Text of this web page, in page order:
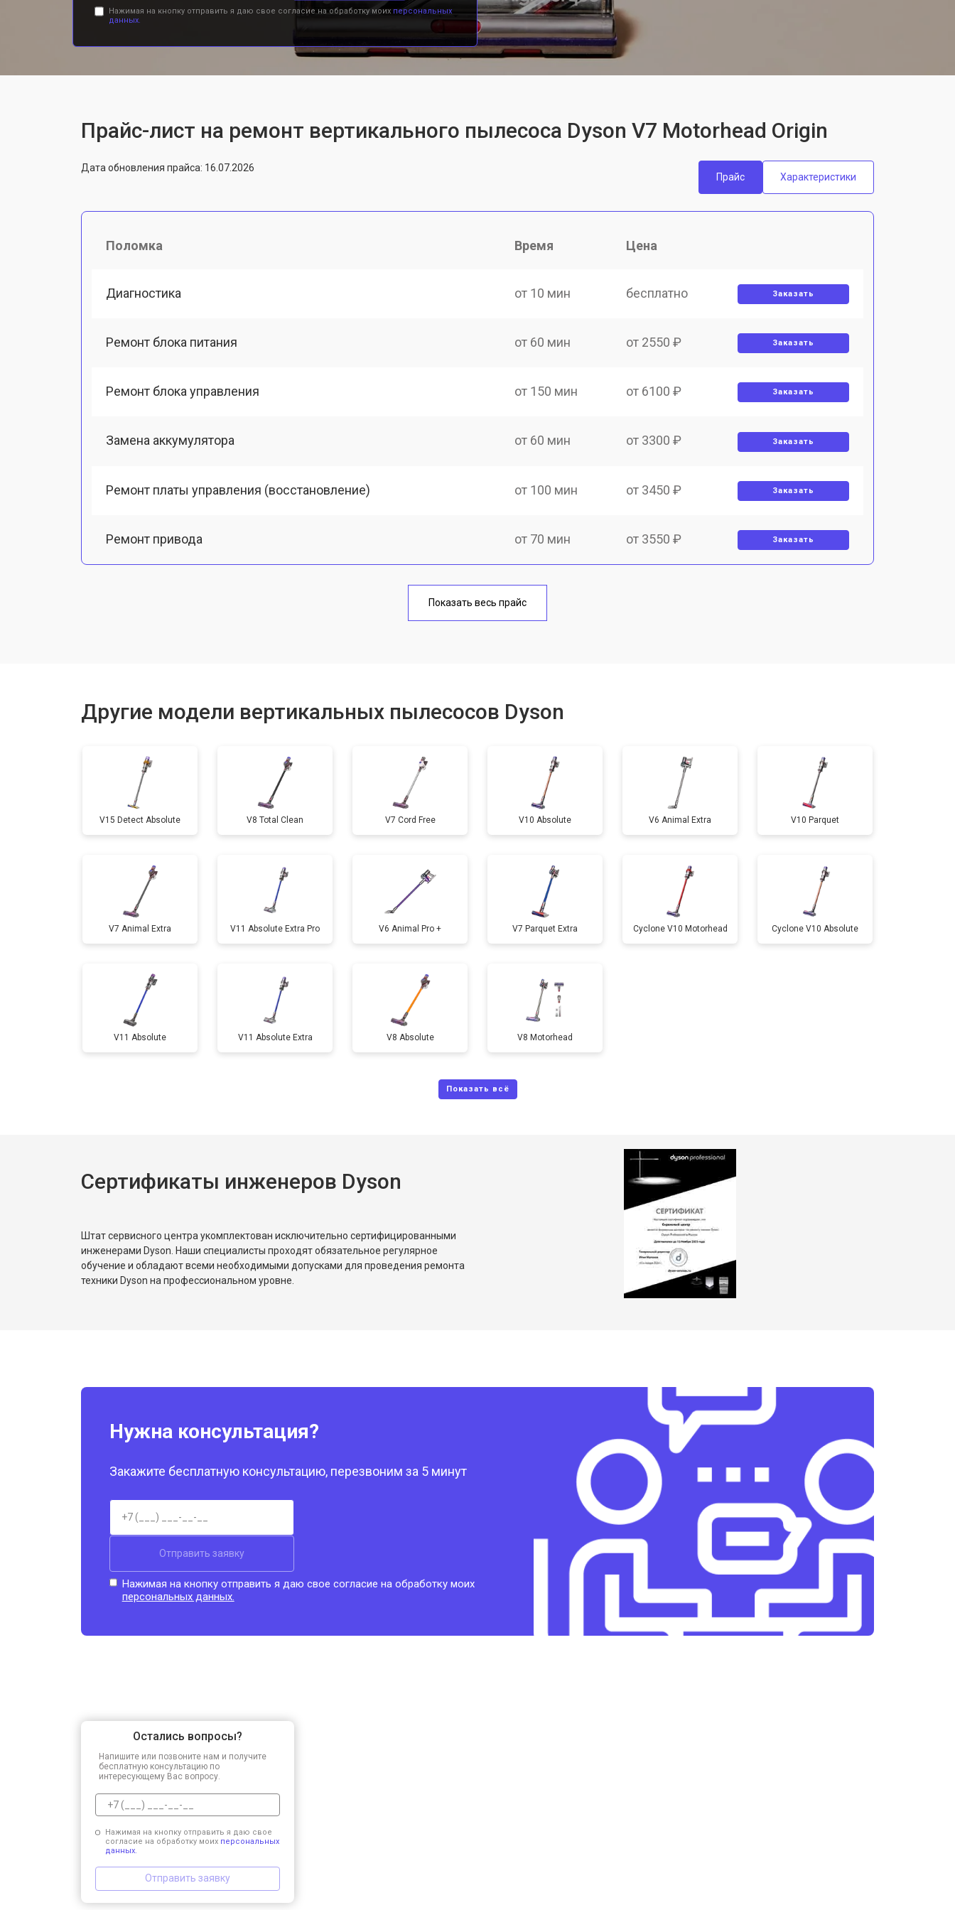
Нажимая на кнопку отправить я даю свое согласие на обработку моих персональных
данных.
Прайс-лист на ремонт вертикального пылесоса Dyson V7 Motorhead Origin
Дата обновления прайса: 16.07.2026
Прайс
Характеристики
Поломка Время Цена
Диагностика от 10 мин бесплатно Заказать
Ремонт блока питания от 60 мин от 2550 ₽ Заказать
Ремонт блока управления от 150 мин от 6100 ₽ Заказать
Замена аккумулятора от 60 мин от 3300 ₽ Заказать
Ремонт платы управления (восстановление) от 100 мин от 3450 ₽ Заказать
Ремонт привода от 70 мин от 3550 ₽ Заказать
от 110 мин
Показать весь прайс
Другие модели вертикальных пылесосов Dyson
V15 Detect Absolute V8 Total Clean V7 Cord Free V10 Absolute V6 Animal Extra V10 Parquet
V7 Animal Extra V11 Absolute Extra Pro V6 Animal Pro + V7 Parquet Extra Cyclone V10 Motorhead Cyclone V10 Absolute
V11 Absolute V11 Absolute Extra V8 Absolute V8 Motorhead
Сертификаты инженеров Dyson
Штат сервисного центра укомплектован исключительно сертифицированными
инженерами Dyson. Наши специалисты проходят обязательное регулярное
обучение и обладают всеми необходимыми допусками для проведения ремонта
техники Dyson на профессиональном уровне.
Нужна консультация?
Закажите бесплатную консультацию, перезвоним за 5 минут
Отправить заявку
Нажимая на кнопку отправить я даю свое согласие на обработку моих
персональных данных.
Остались вопросы?
Напишите или позвоните нам и получите
бесплатную консультацию по
интересующему Вас вопросу.
Нажимая на кнопку отправить я даю свое
согласие на обработку моих персональных
данных.
Отправить заявку